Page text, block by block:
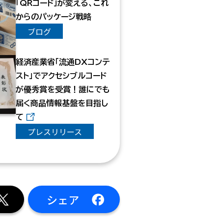
「QRコード」が変える、これ
からのパッケージ戦略
ブログ
経済産業省「流通DXコンテ
スト」でアクセシブルコード
が優秀賞を受賞！誰にでも
届く商品情報基盤を目指し
て
プレスリリース
シェア